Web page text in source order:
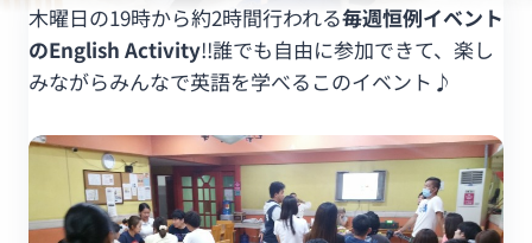
木曜日の19時から約2時間行われる毎週恒例イベント
のEnglish Activity!!誰でも自由に参加できて、楽し
みながらみんなで英語を学べるこのイベント♪